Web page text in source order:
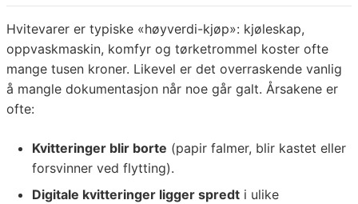
Hvitevarer er typiske «høyverdi-kjøp»: kjøleskap,
oppvaskmaskin, komfyr og tørketrommel koster ofte
mange tusen kroner. Likevel er det overraskende vanlig
å mangle dokumentasjon når noe går galt. Årsakene er
ofte:
Kvitteringer blir borte (papir falmer, blir kastet eller
forsvinner ved flytting).
Digitale kvitteringer ligger spredt i ulike